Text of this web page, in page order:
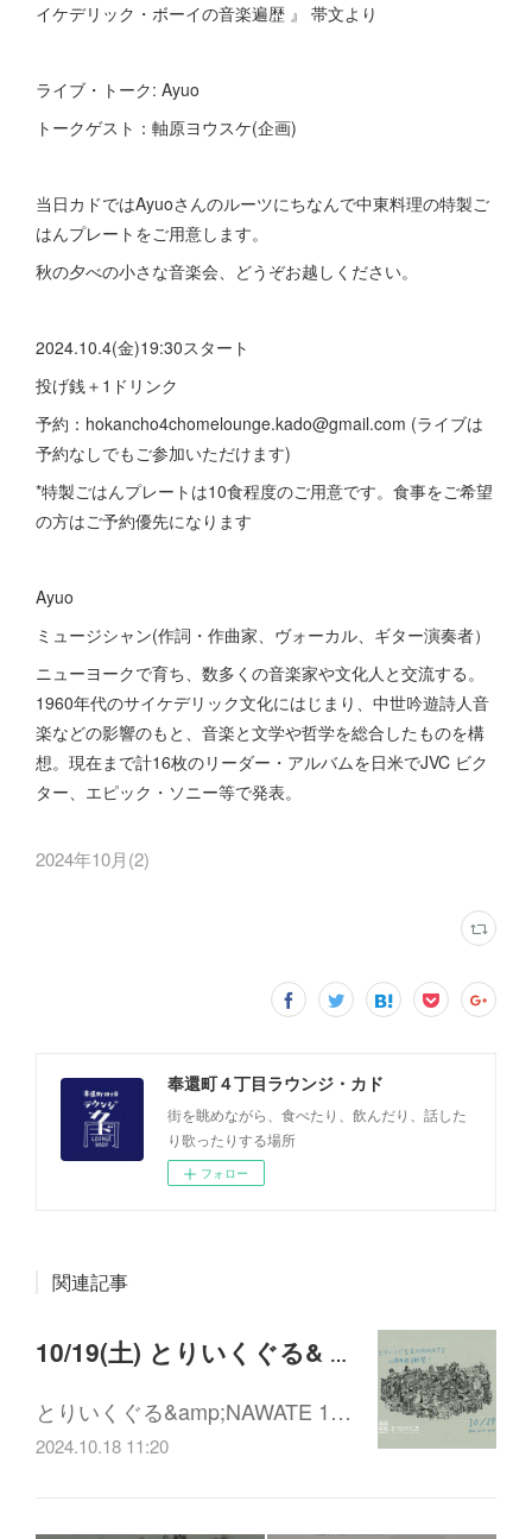
イケデリック・ボーイの音楽遍歴 』 帯文より
ライブ・トーク: Ayuo
トークゲスト：軸原ヨウスケ(企画)
当日カドではAyuoさんのルーツにちなんで中東料理の特製ご
はんプレートをご用意します。
秋の夕べの小さな音楽会、どうぞお越しください。
2024.10.4(金)19:30スタート
投げ銭＋1ドリンク
予約：hokancho4chomelounge.kado@gmail.com (ライブは
予約なしでもご参加いただけます)
*特製ごはんプレートは10食程度のご用意です。食事をご希望
の方はご予約優先になります
Ayuo
ミュージシャン(作詞・作曲家、ヴォーカル、ギター演奏者）
ニューヨークで育ち、数多くの音楽家や文化人と交流する。
1960年代のサイケデリック文化にはじまり、中世吟遊詩人音
楽などの影響のもと、音楽と文学や哲学を総合したものを構
想。現在まで計16枚のリーダー・アルバムを日米でJVC ビク
ター、エピック・ソニー等で発表。
2024年10月(2)
奉還町４丁目ラウンジ・カド
街を眺めながら、食べたり、飲んだり、話した
り歌ったりする場所
フォロー
関連記事
10/19(土) とりいくぐる& NAWATE 11周年 感謝祭
とりいくぐる&amp;NAWATE 1…
2024.10.18 11:20